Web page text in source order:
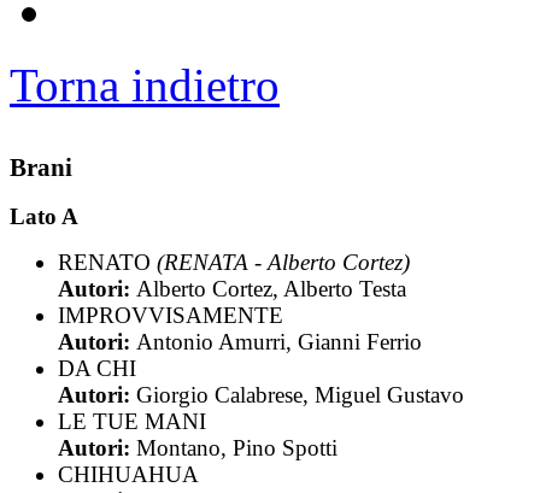
Torna indietro
Brani
Lato A
RENATO (RENATA - Alberto Cortez)
Autori: Alberto Cortez, Alberto Testa
IMPROVVISAMENTE
Autori: Antonio Amurri, Gianni Ferrio
DA CHI
Autori: Giorgio Calabrese, Miguel Gustavo
LE TUE MANI
Autori: Montano, Pino Spotti
CHIHUAHUA